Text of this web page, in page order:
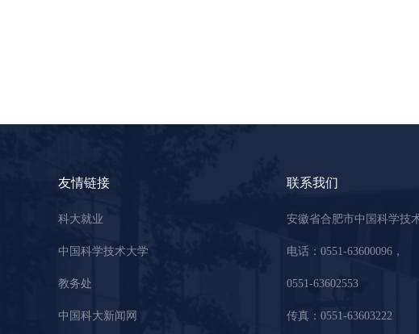
友情链接
科大就业
中国科学技术大学
教务处
中国科大新闻网
联系我们
安徽省合肥市中国科学技
电话：0551-63600096，
0551-63602553
传真：0551-63603222